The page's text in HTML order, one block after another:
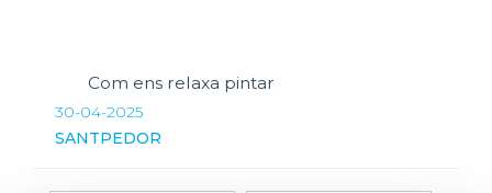
Com ens relaxa pintar
30-04-2025
SANTPEDOR